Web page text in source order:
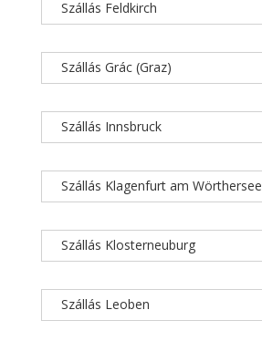
Szállás Feldkirch
Szállás Grác (Graz)
Szállás Innsbruck
Szállás Klagenfurt am Wörthersee
Szállás Klosterneuburg
Szállás Leoben